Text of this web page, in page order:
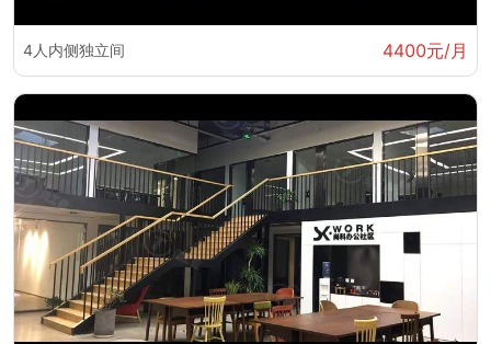
4人内侧独立间 4400元/月